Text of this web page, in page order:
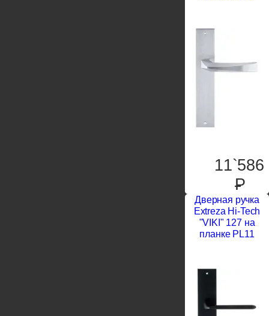
11`586
P
Дверная ручка
Extreza Hi-Tech
"VIKI" 127 на
планке PL11